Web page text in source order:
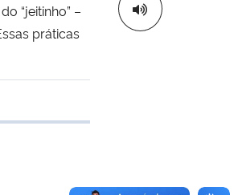
“jeitinho” –
práticas